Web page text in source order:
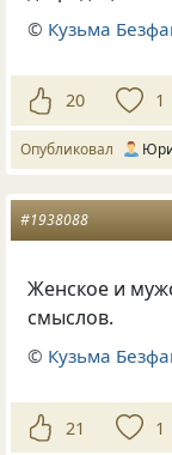
© Кузьма
20 1
Опубликовал
#1938088
Женское и
смыслов.
© Кузьма
21 1